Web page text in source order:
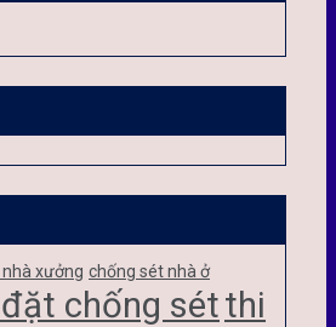
xưởng chống sét nhà ở
chống sétthi